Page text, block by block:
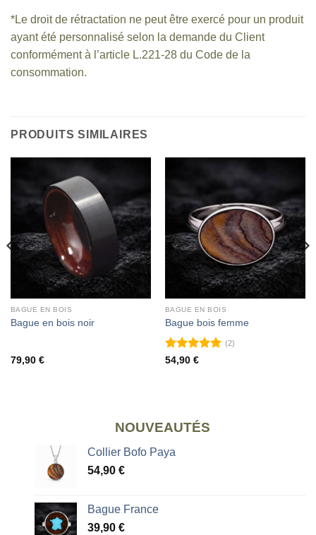
*Le droit de rétractation ne peut être exercé pour un produit
ayant été personnalisé selon la demande du Client
conformément à l’article L.221-28 du Code de la
consommation.
PRODUITS SIMILAIRES
BAGUE EN BOIS
Bague en bois noir
79,90 €
BAGUE EN BOIS
Bague bois femme
Note 5sur
(2)
54,90 €
NOUVEAUTÉS
Collier Bofo Paya
54,90 €
Bague France
39,90 €